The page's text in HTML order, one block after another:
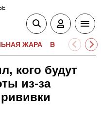
ЖАРА
кого будут
из-за